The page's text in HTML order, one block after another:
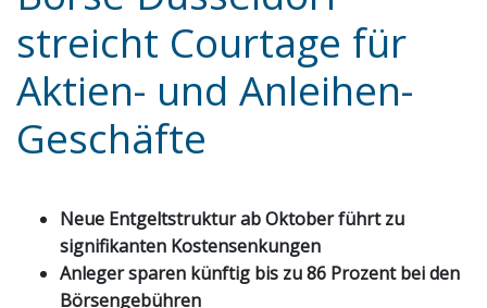
streicht Courtage für
Aktien- und Anleihen-
Geschäfte
Neue Entgeltstruktur ab Oktober führt zu
signifikanten Kostensenkungen
Anleger sparen künftig bis zu 86 Prozent bei den
Börsengebühren